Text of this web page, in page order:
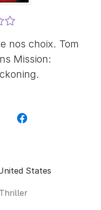
nos choix. Tom
Mission:
States
Thriller